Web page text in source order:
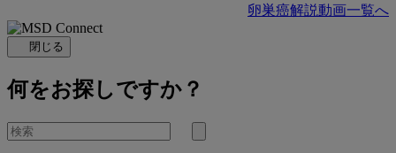
卵巣癌解説動画一覧へ
閉じる
何をお探しですか？
を
検